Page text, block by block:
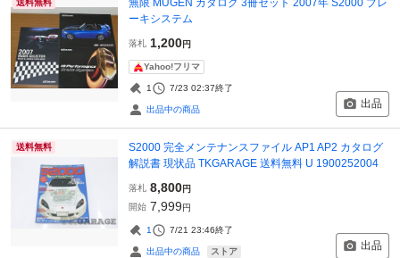
ーキシステム
落札 1,200円
Yahoo!フリマ
1 7/23 02:37終了
出品中の商品 出品
送料無料
S2000 完全メンテナンスファイル AP1 AP2 カタログ
解説書 現状品 TKGARAGE 送料無料 U 1900252004
落札 8,800円
開始 7,999円
1 7/21 23:46終了
出品中の商品 ストア 出品